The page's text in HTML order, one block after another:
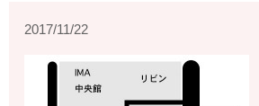
2017/11/22